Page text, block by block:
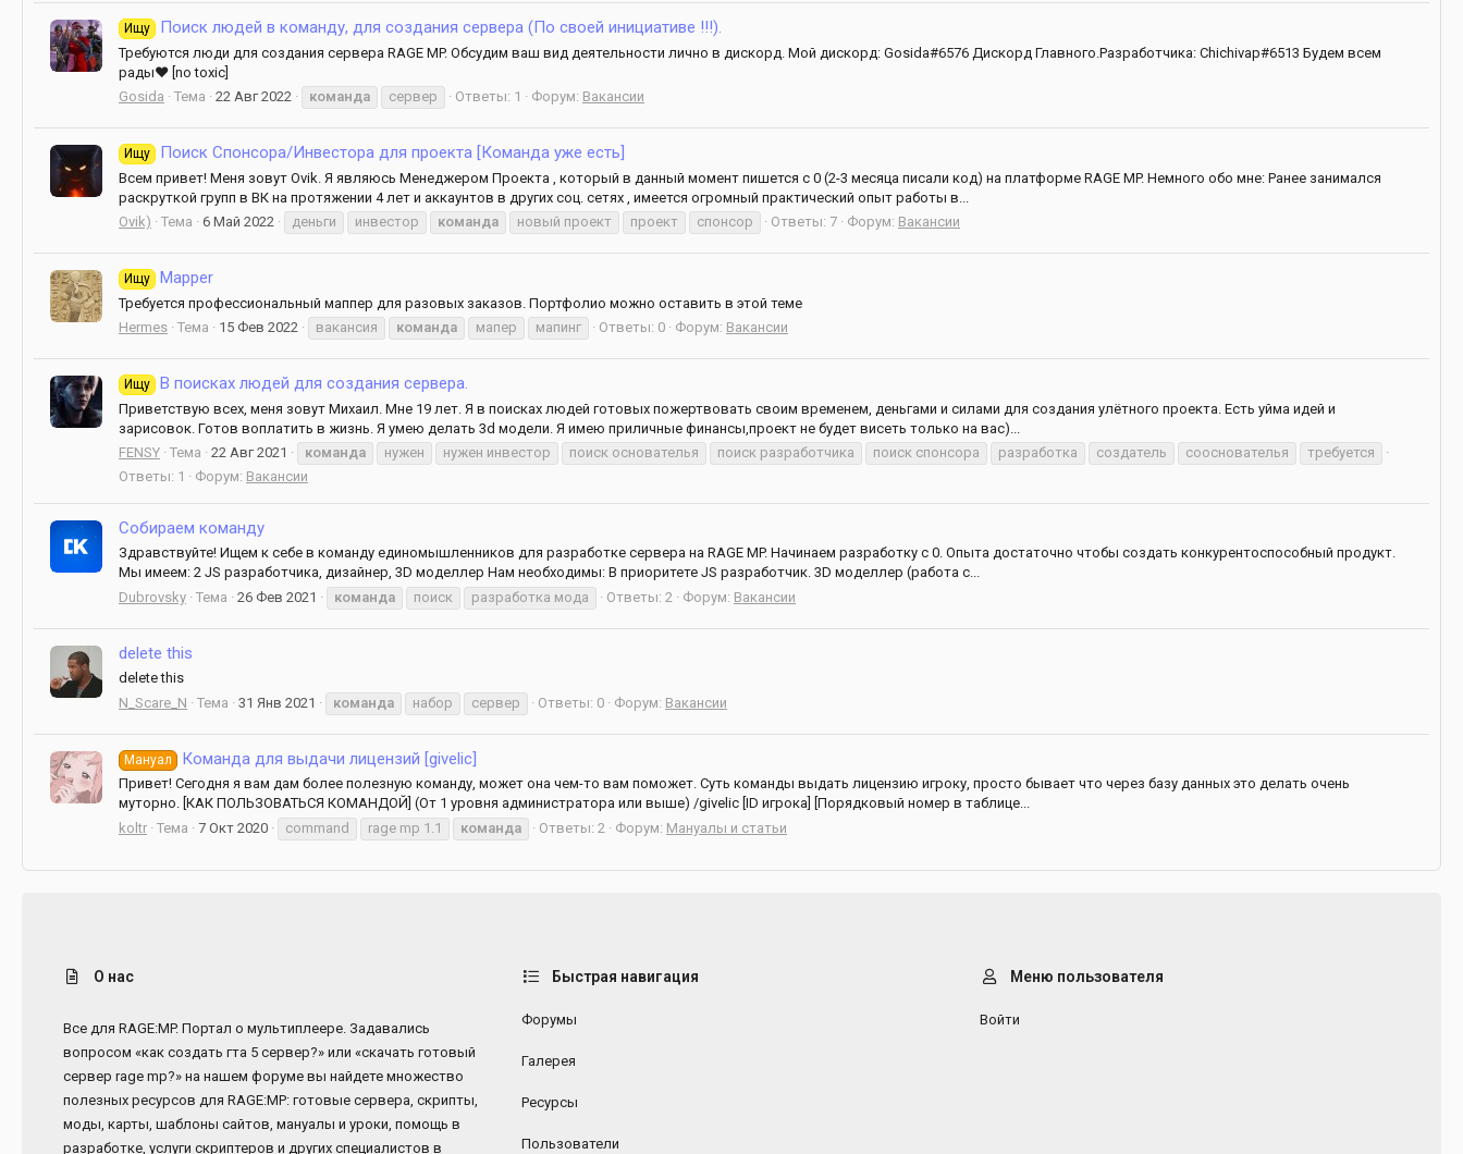
Ищу Поиск людей в команду, для создания сервера (По своей инициативе !!!).
Требуются люди для создания сервера RAGE MP. Обсудим ваш вид деятельности лично в дискорд. Мой дискорд: Gosida#6576 Дискорд Главного.Разработчика: Chichivap#6513 Будем всем
рады❤️ [no toxic]
Gosida
Тема 22 Авг 2022 команда сервер Ответы: 1 Форум: Вакансии
Ищу Поиск Спонсора/Инвестора для проекта [Команда уже есть]
Всем привет! Меня зовут Ovik. Я являюсь Менеджером Проекта , который в данный момент пишется с 0 (2-3 месяца писали код) на платформе RAGE MP. Немного обо мне: Ранее занимался
раскруткой групп в ВК на протяжении 4 лет и аккаунтов в других соц. сетях , имеется огромный практический опыт работы в...
Ovik)
Тема 6 Май 2022 деньги инвестор команда новый проект проект спонсор Ответы: 7 Форум: Вакансии
Ищу Mapper
Требуется профессиональный маппер для разовых заказов. Портфолио можно оставить в этой теме
Hermes Тема 15 Фев 2022 вакансия команда мапер мапинг Ответы: 0 Форум: Вакансии
Ищу В поисках людей для создания сервера.
Приветствую всех, меня зовут Михаил. Мне 19 лет. Я в поисках людей готовых пожертвовать своим временем, деньгами и силами для создания улётного проекта. Есть уйма идей и
зарисовок. Готов воплатить в жизнь. Я умею делать 3d модели. Я имею приличные финансы,проект не будет висеть только на вас)...
FENSY Тема 22 Авг 2021 команда нужен нужен инвестор поиск основателья поиск разработчика поиск спонсора разработка создатель сооснователья
требуется
Ответы: 1
Форум: Вакансии
Собираем команду
Здравствуйте! Ищем к себе в команду единомышленников для разработке сервера на RAGE MP. Начинаем разработку с 0. Опыта достаточно чтобы создать конкурентоспособный продукт.
Мы имеем: 2 JS разработчика, дизайнер, 3D моделлер Нам необходимы: В приоритете JS разработчик. 3D моделлер (работа с...
Dubrovsky Тема 26 Фев 2021 команда поиск разработка мода Ответы: 2 Форум: Вакансии
delete this
delete this
N_Scare_N
Тема 31 Янв 2021 команда набор сервер Ответы: 0 Форум: Вакансии
Мануал Команда для выдачи лицензий [givelic]
Привет! Сегодня я вам дам более полезную команду, может она чем-то вам поможет. Суть команды выдать лицензию игроку, просто бывает что через базу данных это делать очень
муторно. [КАК ПОЛЬЗОВАТЬСЯ КОМАНДОЙ] (От 1 уровня администратора или выше) /givelic [ID игрока] [Порядковый номер в таблице...
koltr Тема 7 Окт 2020 command rage mp 1.1 команда Ответы: 2 Форум: Мануалы и статьи
О нас
Все для RAGE:MP. Портал о мультиплеере. Задавались
вопросом «как создать гта 5 сервер?» или «скачать готовый
сервер rage mp?» на нашем форуме вы найдете множество
полезных ресурсов для RAGE:MP: готовые сервера, скрипты,
моды, карты, шаблоны сайтов, мануалы и уроки, помощь в
разработке, услуги скриптеров и других специалистов в
Быстрая навигация
Форумы
Галерея
Ресурсы
Пользователи
Меню пользователя
Войти